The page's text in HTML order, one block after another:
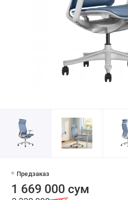
Предзаказ
1 669 000 сум